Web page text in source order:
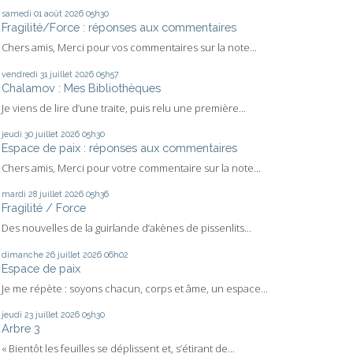
samedi 01 août 2026 05h30
Fragilité/Force : réponses aux commentaires
Chers amis, Merci pour vos commentaires sur la note...
vendredi 31 juillet 2026 05h57
Chalamov : Mes Bibliothèques
Je viens de lire d’une traite, puis relu une première...
jeudi 30 juillet 2026 05h30
Espace de paix : réponses aux commentaires
Chers amis, Merci pour votre commentaire sur la note...
mardi 28 juillet 2026 05h36
Fragilité / Force
Des nouvelles de la guirlande d’akènes de pissenlits...
dimanche 26 juillet 2026 06h02
Espace de paix
Je me répète : soyons chacun, corps et âme, un espace...
jeudi 23 juillet 2026 05h30
Arbre 3
« Bientôt les feuilles se déplissent et, s’étirant de...